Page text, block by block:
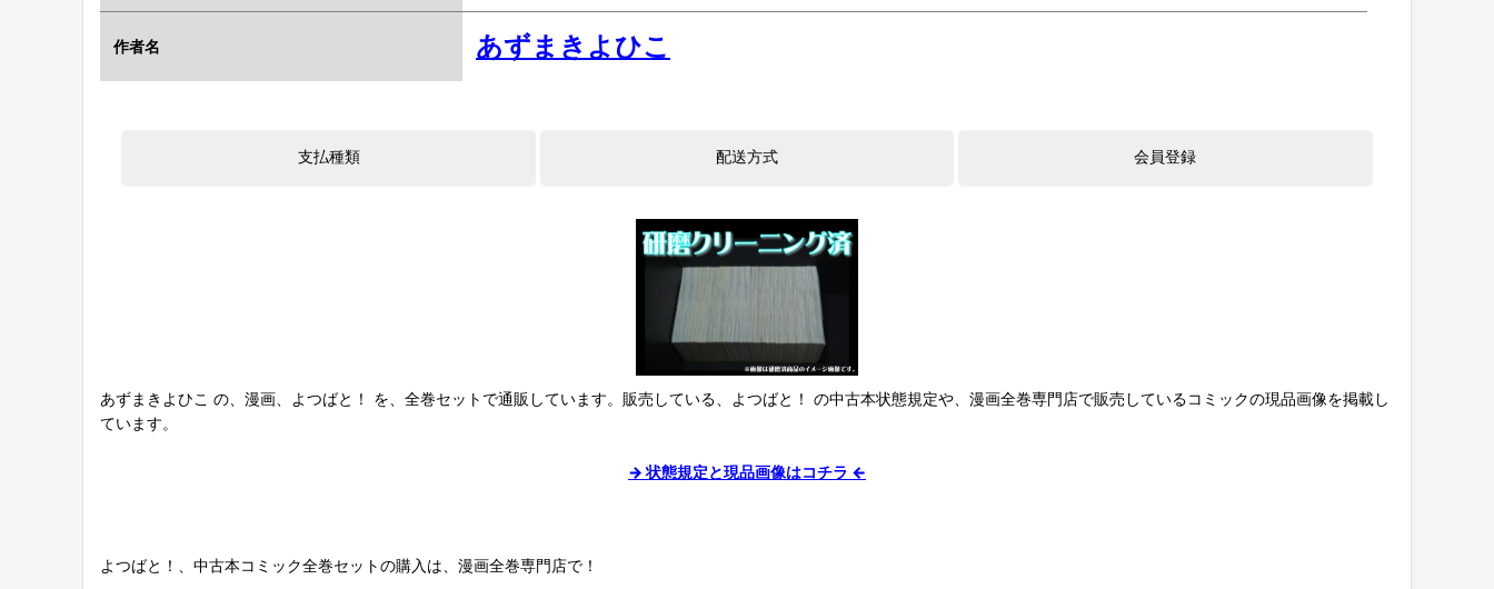
作者名 あずまきよひこ
あずまきよひこ の、漫画、よつばと！ を、全巻セットで通販しています。販売している、よつばと！ の中古本状態規定や、漫画全巻専門店で販売しているコミックの現品画像を掲載し
ています。
→ 状態規定と現品画像はコチラ ←
よつばと！、中古本コミック全巻セットの購入は、漫画全巻専門店で！